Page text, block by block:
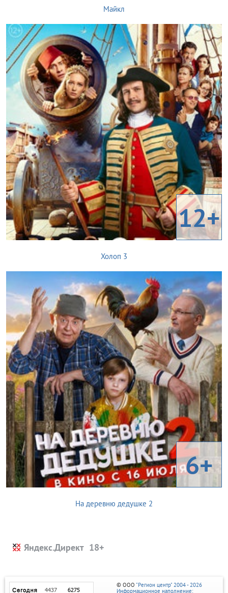
Майкл
12+
Холоп 3
6+
На деревню дедушке 2
Яндекс.Директ
© ООО "Регион центр" 2004 - 2026
Информационное наполнение: